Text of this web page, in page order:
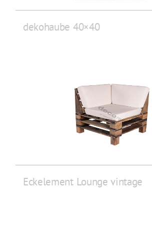
dekohaube 40×40
Eckelement Lounge vintage